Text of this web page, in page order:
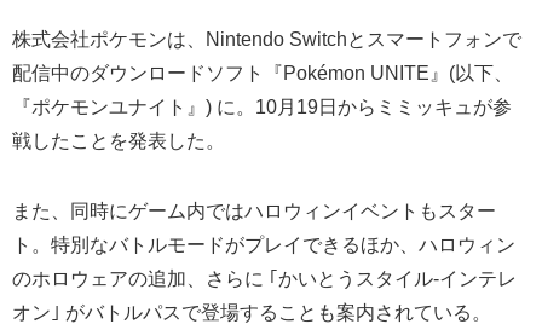
株式会社ポケモンは、Nintendo Switchとスマートフォンで
配信中のダウンロードソフト『Pokémon UNITE』(以下、
『ポケモンユナイト』) に。10月19日からミミッキュが参
戦したことを発表した。
また、同時にゲーム内ではハロウィンイベントもスター
ト。特別なバトルモードがプレイできるほか、ハロウィン
のホロウェアの追加、さらに ｢かいとうスタイル-インテレ
オン｣ がバトルパスで登場することも案内されている。